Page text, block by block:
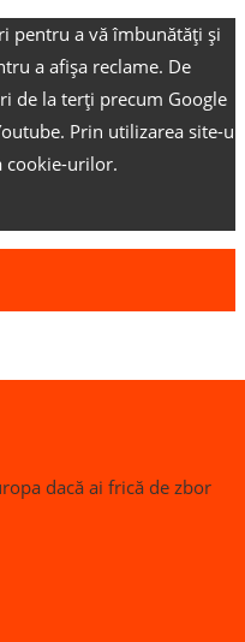
pentru a vă îmbunătăți și
a afișa reclame. De
de la terți precum Google
Prin utilizarea site-
cookie-urilor.
dacă ai frică de zbor